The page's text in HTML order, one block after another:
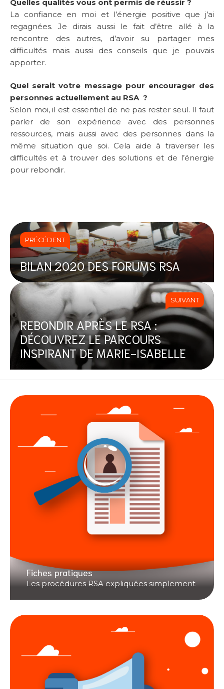
Quelles qualités vous ont permis de réussir ?
La confiance en moi et l’énergie positive que j’ai
regagnées. Je dirais aussi le fait d’être allé à la
rencontre des autres, d’avoir su partager mes
difficultés mais aussi des conseils que je pouvais
apporter.
Quel serait votre message pour encourager des
personnes actuellement au RSA ?
Selon moi, il est essentiel de ne pas rester seul. Il faut
parler de son expérience avec des personnes
ressources, mais aussi avec des personnes dans la
même situation que soi. Cela aide à traverser les
difficultés et à trouver des solutions et de l’énergie
pour rebondir.
PRÉCÉDENT
BILAN 2020 DES FORUMS RSA
SUIVANT
REBONDIR APRÈS LE RSA :
DÉCOUVREZ LE PARCOURS
INSPIRANT DE MARIE-ISABELLE
Fiches pratiques
Les procédures RSA expliquées simplement